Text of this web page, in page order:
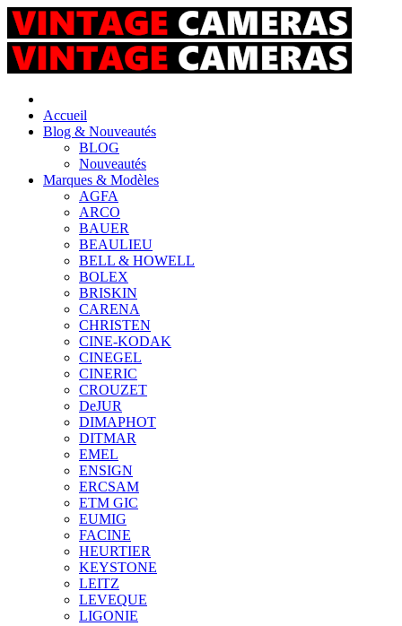
Accueil
Blog & Nouveautés
BLOG
Nouveautés
Marques & Modèles
AGFA
ARCO
BAUER
BEAULIEU
BELL & HOWELL
BOLEX
BRISKIN
CARENA
CHRISTEN
CINE-KODAK
CINEGEL
CINERIC
CROUZET
DeJUR
DIMAPHOT
DITMAR
EMEL
ENSIGN
ERCSAM
ETM GIC
EUMIG
FACINE
HEURTIER
KEYSTONE
LEITZ
LEVEQUE
LIGONIE